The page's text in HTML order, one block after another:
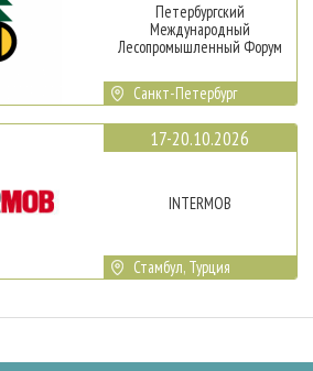
Петербургский
Международный
Лесопромышленный Форум
Санкт-Петербург
17-20.10.2026
INTERMOB
Стамбул, Турция